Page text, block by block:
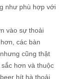
như phù hợp với
vào sự thoải
các bàn
cũng thật
hơn và thuộc
hít hà thoải